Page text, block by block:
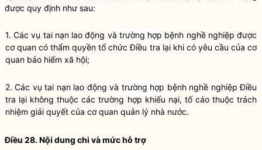
được quy định như sau:
1. Các vụ tai nạn lao động và trường hợp bệnh nghề nghiệp được
cơ quan có thẩm quyền tổ chức Điều tra lại khi có yêu cầu của cơ
quan bảo hiểm xã hội;
2. Các vụ tai nạn lao động và trường hợp bệnh nghề nghiệp Điều
tra lại không thuộc các trường hợp khiếu nại, tố cáo thuộc trách
nhiệm giải quyết của cơ quan quản lý nhà nước.
Điều 28. Nội dung chi và mức hỗ trợ